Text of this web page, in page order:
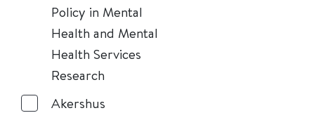
Policy in Mental
Health and Mental
Health Services
Research
Akershus